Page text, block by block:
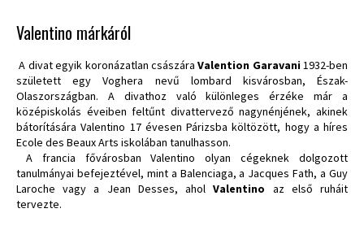
Valentino márkáról
A divat egyik koronázatlan császáraValention Garavani1932-ben
született egy Voghera nevű lombard kisvárosban, Észak-
Olaszországban. A divathoz való különleges érzéke már a
középiskolás éveiben feltűnt divattervező nagynénjének, akinek
bátorítására Valentino 17 évesen Párizsba költözött, hogy a híres
Ecole des Beaux Arts iskolában tanulhasson.
A francia fővárosban Valentino olyan cégeknek dolgozott
tanulmányai befejeztével, mint a Balenciaga, a Jacques Fath, a Guy
Laroche vagy a Jean Desses, aholValentino az első ruháit
tervezte.